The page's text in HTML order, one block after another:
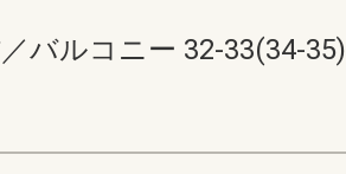
バルコニー 32-33(34-35)